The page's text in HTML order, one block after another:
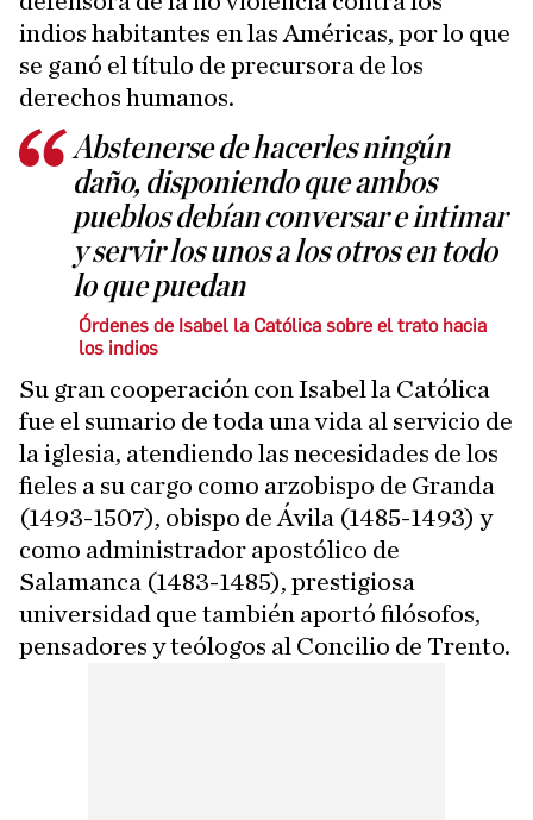
indios habitantes en las Américas, por lo que
se ganó el título de precursora de los
derechos humanos.
Abstenerse de hacerles ningún
daño, disponiendo que ambos
pueblos debían conversar e intimar
y servir los unos a los otros en todo
lo que puedan
Órdenes de Isabel la Católica sobre el trato hacia
los indios
Su gran cooperación con Isabel la Católica
fue el sumario de toda una vida al servicio de
la iglesia, atendiendo las necesidades de los
fieles a su cargo como arzobispo de Granda
(1493-1507), obispo de Ávila (1485-1493) y
como administrador apostólico de
Salamanca (1483-1485), prestigiosa
universidad que también aportó filósofos,
pensadores y teólogos al Concilio de Trento.